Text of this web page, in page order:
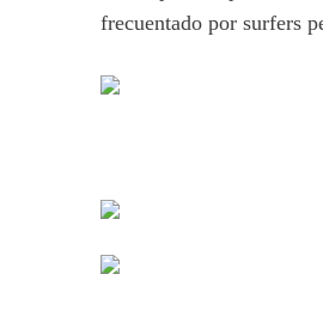
frecuentado por surfers